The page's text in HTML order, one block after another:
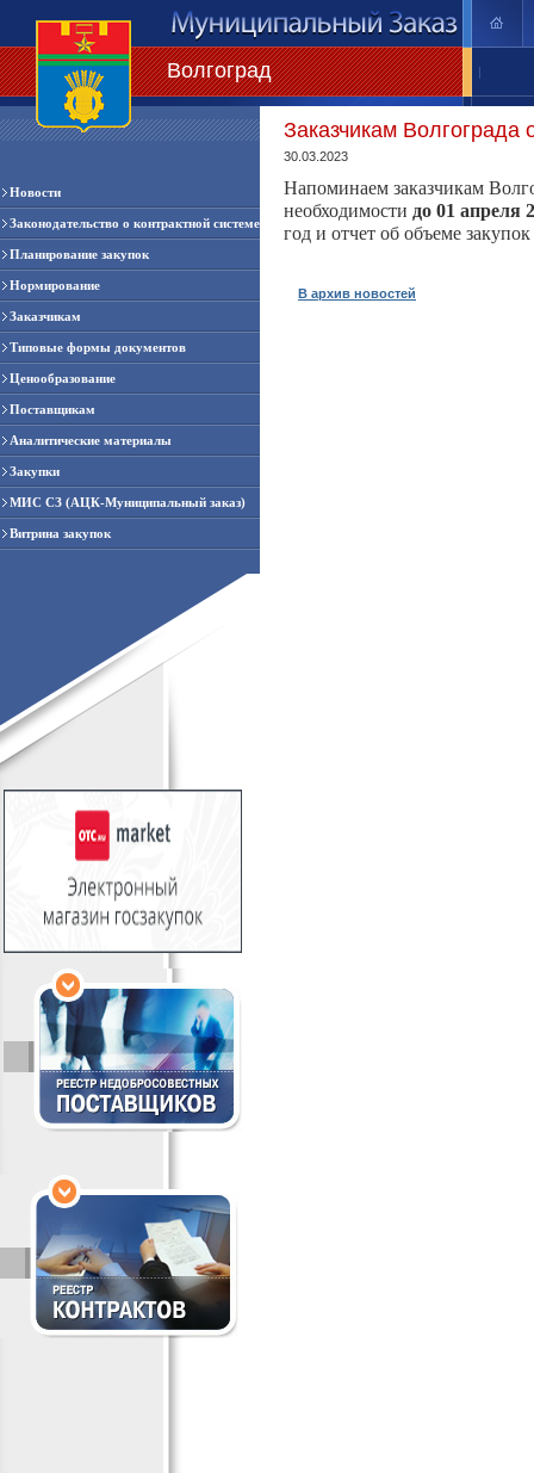
Волгоград |
Новости
Законодательство о контрактной системе
Планирование закупок
Нормирование
Заказчикам
Типовые формы документов
Ценообразование
Поставщикам
Аналитические материалы
Закупки
МИС СЗ (АЦК-Муниципальный заказ)
Витрина закупок
Заказчикам Волгограда
30.03.2023
Напоминаем заказчикам
необходимости до 01 апреля
год и отчет об объеме
В архив новостей